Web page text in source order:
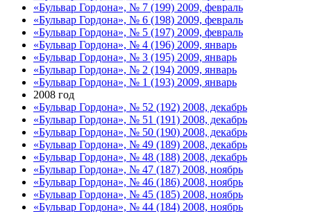
«Бульвар Гордона», № 7 (199) 2009, февраль
«Бульвар Гордона», № 6 (198) 2009, февраль
«Бульвар Гордона», № 5 (197) 2009, февраль
«Бульвар Гордона», № 4 (196) 2009, январь
«Бульвар Гордона», № 3 (195) 2009, январь
«Бульвар Гордона», № 2 (194) 2009, январь
«Бульвар Гордона», № 1 (193) 2009, январь
2008 год
«Бульвар Гордона», № 52 (192) 2008, декабрь
«Бульвар Гордона», № 51 (191) 2008, декабрь
«Бульвар Гордона», № 50 (190) 2008, декабрь
«Бульвар Гордона», № 49 (189) 2008, декабрь
«Бульвар Гордона», № 48 (188) 2008, декабрь
«Бульвар Гордона», № 47 (187) 2008, ноябрь
«Бульвар Гордона», № 46 (186) 2008, ноябрь
«Бульвар Гордона», № 45 (185) 2008, ноябрь
«Бульвар Гордона», № 44 (184) 2008, ноябрь